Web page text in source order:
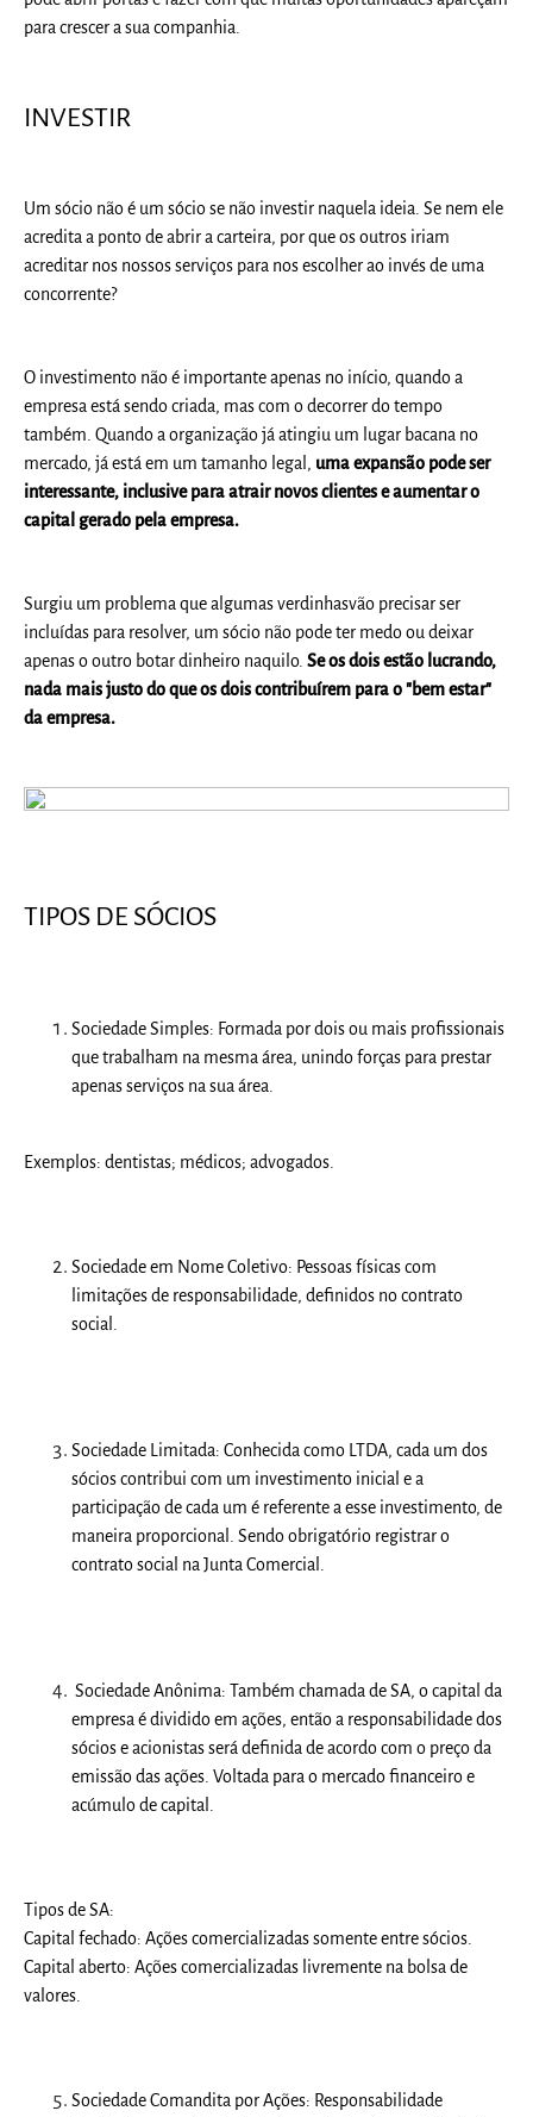
para crescer a sua companhia.
INVESTIR
Um sócio não é um sócio se não investir naquela ideia. Se nem ele
acredita a ponto de abrir a carteira, por que os outros iriam
acreditar nos nossos serviços para nos escolher ao invés de uma
concorrente?
O investimento não é importante apenas no início, quando a
empresa está sendo criada, mas com o decorrer do tempo
também. Quando a organização já atingiu um lugar bacana no
mercado, já está em um tamanho legal, uma expansão pode ser
interessante, inclusive para atrair novos clientes e aumentar o
capital gerado pela empresa.
Surgiu um problema que algumas verdinhasvão precisar ser
incluídas para resolver, um sócio não pode ter medo ou deixar
apenas o outro botar dinheiro naquilo.Se os dois estão lucrando,
nada mais justo do que os dois contribuírem para o "bem estar"
da empresa.
TIPOS DE SÓCIOS
Sociedade Simples: Formada por dois ou mais profissionais
que trabalham na mesma área, unindo forças para prestar
apenas serviços na sua área.
Exemplos: dentistas; médicos; advogados.
Sociedade em Nome Coletivo: Pessoas físicas com
limitações de responsabilidade, definidos no contrato
social.
Sociedade Limitada:Conhecida como LTDA, cada um dos
sócios contribui com um investimento inicial e a
participação de cada um é referente a esse investimento, de
maneira proporcional. Sendo obrigatório registrar o
contrato social na Junta Comercial.
Sociedade Anônima:Também chamada de SA, o capital da
empresa é dividido em ações, então a responsabilidade dos
sócios e acionistas será definida de acordo com o preço da
emissão das ações. Voltada para o mercado financeiro e
acúmulo de capital.
Tipos de SA:
Capital fechado:Ações comercializadas somente entre sócios.
Capital aberto:Ações comercializadas livremente na bolsa de
valores.
Sociedade Comandita por Ações: Responsabilidade